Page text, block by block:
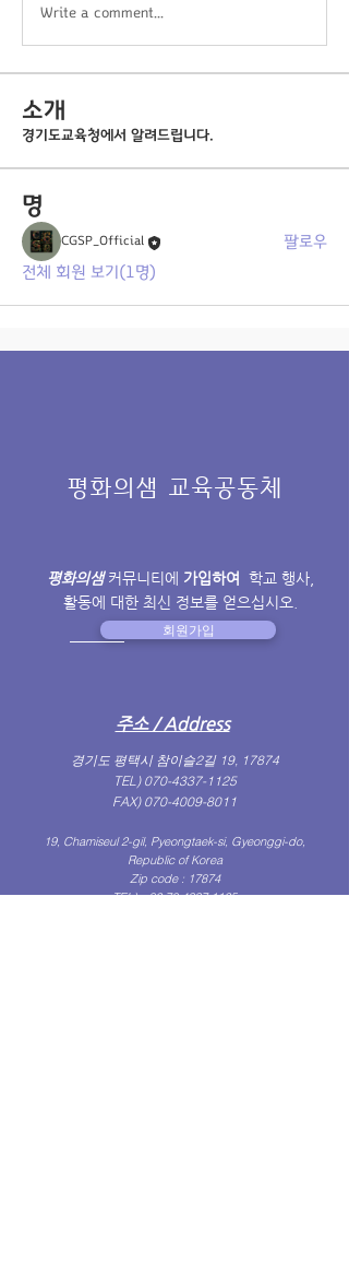
Write a comment...
소개
경기도교육청에서 알려드립니다.
명
CGSP_Official
팔로우
전체 회원 보기(1명)
평화의샘 교육공동체
평화의샘커뮤니티에 가입하여
학교 행사,
활동에 대한 최신 정보를 얻으십시오.
회원가입
​주소 / Address
경기도 평택시 참이슬2길 19, 17874
TEL) 070-4337-1125
FAX) 070-4009-8011
19, Chamiseul 2-gil, Pyeongtaek-si, Gyeonggi-do,
Republic of Korea
Zip code : 17874
TEL) +8270 4337 1125